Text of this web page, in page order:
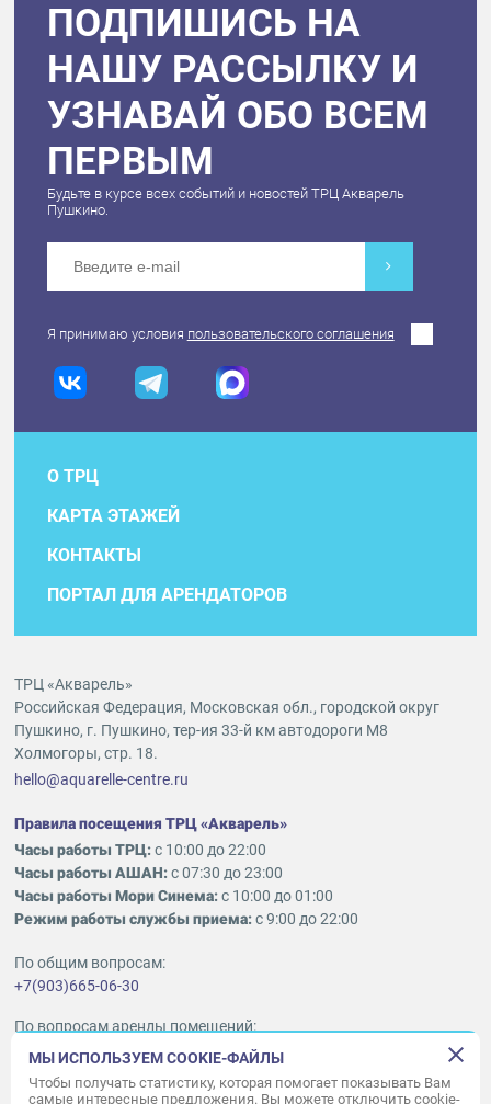
ПОДПИШИСЬ НА
НАШУ РАССЫЛКУ И
УЗНАВАЙ ОБО ВСЕМ
ПЕРВЫМ
Будьте в курсе всех событий и новостей ТРЦ Акварель
Пушкино.
Я принимаю условия пользовательского соглашения
О ТРЦ
КАРТА ЭТАЖЕЙ
КОНТАКТЫ
ПОРТАЛ ДЛЯ АРЕНДАТОРОВ
ТРЦ «Акварель»
Российская Федерация, Московская обл., городской округ
Пушкино, г. Пушкино, тер-ия 33-й км автодороги М8
Холмогоры, стр. 18.
hello@aquarelle-centre.ru
Правила посещения ТРЦ «Акварель»
Часы работы ТРЦ:с 10:00 до 22:00
Часы работы АШАН:с 07:30 до 23:00
Часы работы Мори Синема:с 10:00 до 01:00
Режим работы службы приема:с 9:00 до 22:00
По общим вопросам:
+7(903)665-06-30
По вопросам аренды помещений:
ukleykina@nhood.com
+7(903)665-98-78
МЫ ИСПОЛЬЗУЕМ COOKIE-ФАЙЛЫ
Чтобы получать статистику, которая помогает показывать Вам
самые интересные предложения. Вы можете отключить cookie-